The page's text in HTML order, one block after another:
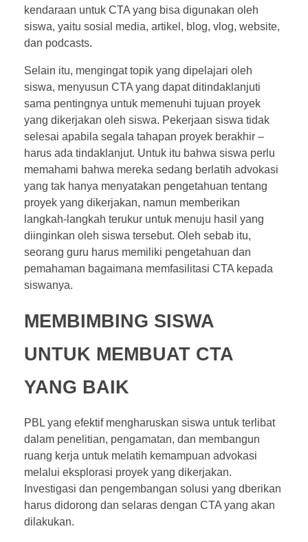
kendaraan untuk CTA yang bisa digunakan oleh
siswa, yaitu sosial media, artikel, blog, vlog, website,
dan podcasts.
Selain itu, mengingat topik yang dipelajari oleh
siswa, menyusun CTA yang dapat ditindaklanjuti
sama pentingnya untuk memenuhi tujuan proyek
yang dikerjakan oleh siswa. Pekerjaan siswa tidak
selesai apabila segala tahapan proyek berakhir –
harus ada tindaklanjut. Untuk itu bahwa siswa perlu
memahami bahwa mereka sedang berlatih advokasi
yang tak hanya menyatakan pengetahuan tentang
proyek yang dikerjakan, namun memberikan
langkah-langkah terukur untuk menuju hasil yang
diinginkan oleh siswa tersebut. Oleh sebab itu,
seorang guru harus memiliki pengetahuan dan
pemahaman bagaimana memfasilitasi CTA kepada
siswanya.
MEMBIMBING SISWA
UNTUK MEMBUAT CTA
YANG BAIK
PBL yang efektif mengharuskan siswa untuk terlibat
dalam penelitian, pengamatan, dan membangun
ruang kerja untuk melatih kemampuan advokasi
melalui eksplorasi proyek yang dikerjakan.
Investigasi dan pengembangan solusi yang dberikan
harus didorong dan selaras dengan CTA yang akan
dilakukan.